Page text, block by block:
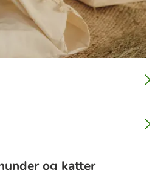
og katter